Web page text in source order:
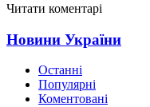
Читати коментарі
Новини України
Останні
Популярні
Коментовані